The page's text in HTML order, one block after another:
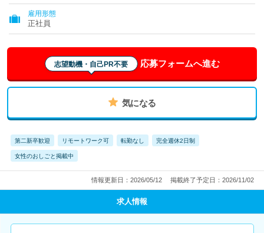
雇用形態
正社員
志望動機・自己PR不要 応募フォームへ進む
気になる
第二新卒歓迎 リモートワーク可 転勤なし 完全週休2日制
女性のおしごと掲載中
情報更新日：2026/05/12 掲載終了予定日：2026/11/02
求人情報